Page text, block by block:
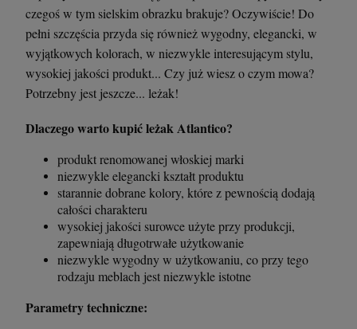
czegoś w tym sielskim obrazku brakuje? Oczywiście! Do
pełni szczęścia przyda się również wygodny, elegancki, w
wyjątkowych kolorach, w niezwykle interesującym stylu,
wysokiej jakości produkt... Czy już wiesz o czym mowa?
Potrzebny jest jeszcze... leżak!
Dlaczego warto kupić leżak Atlantico?
produkt renomowanej włoskiej marki
niezwykle elegancki kształt produktu
starannie dobrane kolory, które z pewnością dodają
całości charakteru
wysokiej jakości surowce użyte przy produkcji,
zapewniają długotrwałe użytkowanie
niezwykle wygodny w użytkowaniu, co przy tego
rodzaju meblach jest niezwykle istotne
Parametry techniczne: